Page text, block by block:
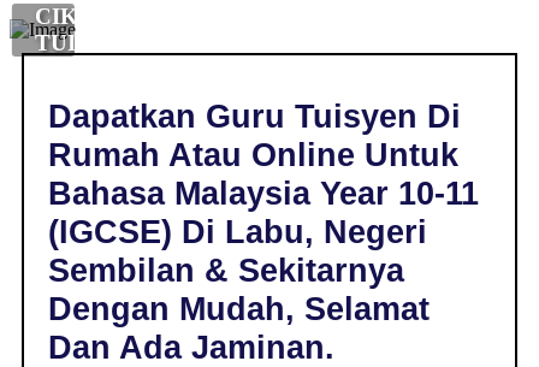
CIKGU
TUISYEN
DI
LABU,
NEGERI
SEMBILAN
YEAR
10-
11
(IGCSE)
Dapatkan Guru Tuisyen Di
Rumah Atau Online Untuk
Bahasa Malaysia Year 10-11
(IGCSE) Di Labu, Negeri
Sembilan & Sekitarnya
Dengan Mudah, Selamat
Dan Ada Jaminan.